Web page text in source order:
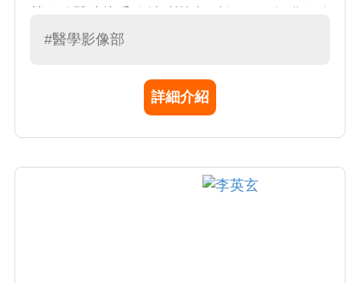
射線診斷專科醫師，專長為胸腔影像學、乳房
#醫學影像部
詳細介紹